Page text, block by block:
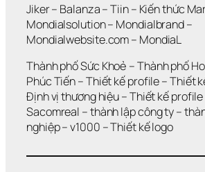
Jiker – Balanza – Tiin – Kiến thức
Mondialsolution – Mondialbrand
Mondialwebsite.com – MondiaL
Thành phố Sức Khoẻ – Thành phố
Phúc Tiến – Thiết kế profile – Thiết
Định vị thương hiệu – Thiết kế profile
Sacomreal – thành lập công ty –
nghiệp – v1000 – Thiết kế logo